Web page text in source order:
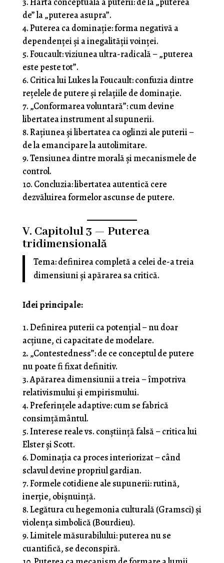
de” la „puterea asupra”.
Puterea ca dominație: forma negativă a
dependenței și a inegalității voinței.
Foucault: viziunea ultra-radicală – „puterea
este peste tot”.
Critica lui Lukes la Foucault: confuzia dintre
rețelele de putere și relațiile de dominație.
„Conformarea voluntară”: cum devine
libertatea instrument al supunerii.
Rațiunea și libertatea ca oglinzi ale puterii –
de la emancipare la autolimitare.
Tensiunea dintre morală și mecanismele de
control.
Concluzia: libertatea autentică cere
dezvăluirea formelor ascunse de putere.
V. Capitolul 3 — Puterea
tridimensională
Tema: definirea completă a celei de-a treia
dimensiuni și apărarea sa critică.
Idei principale:
Definirea puterii ca potențial – nu doar
acțiune, ci capacitate de modelare.
„Contestedness”: de ce conceptul de putere
nu poate fi fixat definitiv.
Apărarea dimensiunii a treia – împotriva
relativismului și empirismului.
Preferințele adaptive: cum se fabrică
consimțământul.
Interese reale vs. conștiință falsă – critica lui
Elster și Scott.
Dominația ca proces interiorizat – când
sclavul devine propriul gardian.
Formele cotidiene ale supunerii: rutină,
inerție, obișnuință.
Legătura cu hegemonia culturală (Gramsci) și
violența simbolică (Bourdieu).
Limitele măsurabilului: puterea nu se
cuantifică, se deconspiră.